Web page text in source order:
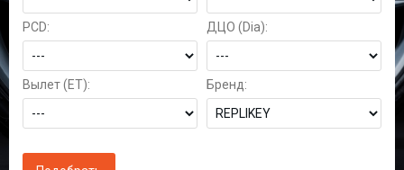
PCD: ДЦО (Dia):
Вылет (ET): Бренд: